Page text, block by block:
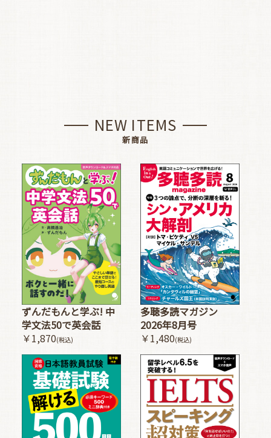
NEW ITEMS
新商品
ずんだもんと学ぶ! 中
学文法50で英会話
￥1,870(税込)
多聴多読マガジン
2026年8月号
￥1,480(税込)